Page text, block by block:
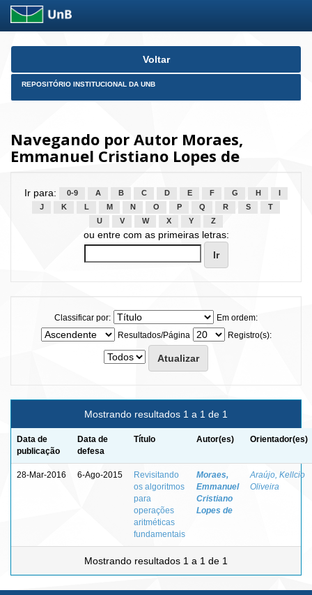
Skip
Voltar
REPOSITÓRIO INSTITUCIONAL DA UNB
Navegando por Autor Moraes,
Emmanuel Cristiano Lopes de
Ir para: 0-9 A B C D E F G H
J
K L M N O P Q R S
T
U
V W X Y Z
ou entre com as primeiras letras:
Classificar por:
Em ordem:
Resultados/Página
Registro(s):
Mostrando resultados 1 a 1 de 1
Data de
publicação
Data de
defesa
Título Autor(es) Orientador(es)
28-Mar-2016 6-Ago-2015
Revisitando
os algoritmos
para
operações
aritméticas
fundamentais
Moraes,
Emmanuel
Cristiano
Lopes de
Araújo, Kellcio
Oliveira
Mostrando resultados 1 a 1 de 1